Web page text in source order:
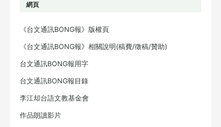
網頁
《台文通訊BONG報》版權頁
《台文通訊BONG報》相關說明(稿費/徵稿/贊助)
台文通訊BONG報用字
台文通訊BONG報目錄
李江却台語文教基金會
作品朗讀影片